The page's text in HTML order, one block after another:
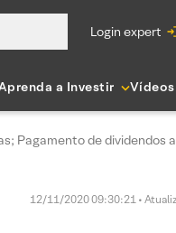
login expert
a Investir Vídeos
Pagamento de dividendos
12/11/2020 09:30:21 •